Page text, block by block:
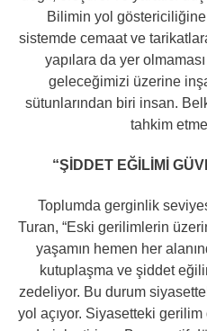
Bilimin yol göstericiliğine
sistemde cemaat ve
yapılara da yer
geleceğimizi üzerine
sütunlarından biri insan.
tahkim
“ŞİDDET EĞİLİMİ
Toplumda gerginlik
Turan, “Eski gerilimlerin
yaşamın hemen her
kutuplaşma ve şiddet
zedeliyor. Bu durum
yol açıyor. Siyasetteki